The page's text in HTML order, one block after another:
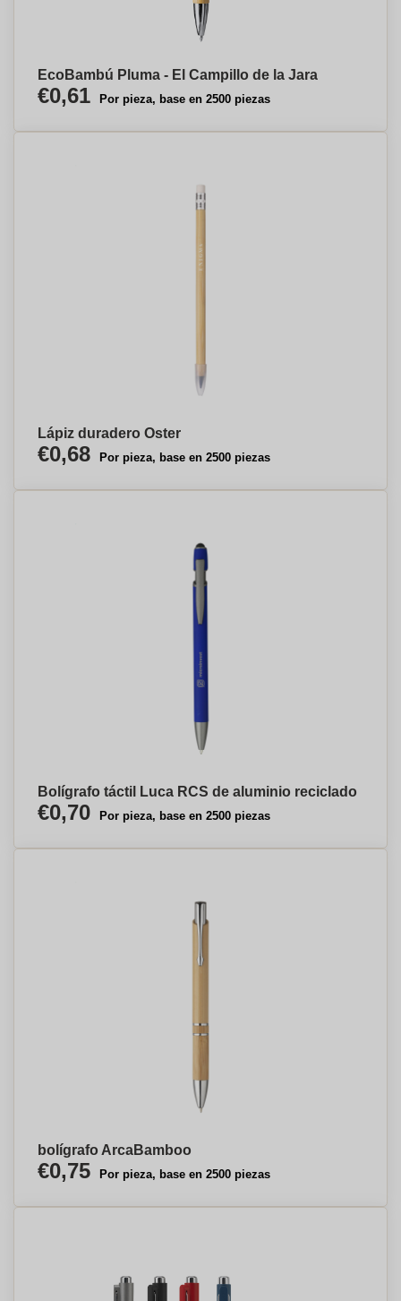
EcoBambú Pluma - El Campillo de la Jara
€0,61 Por pieza, base en 2500 piezas
Lápiz duradero Oster
€0,68 Por pieza, base en 2500 piezas
Bolígrafo táctil Luca RCS de aluminio reciclado
€0,70 Por pieza, base en 2500 piezas
bolígrafo ArcaBamboo
€0,75 Por pieza, base en 2500 piezas